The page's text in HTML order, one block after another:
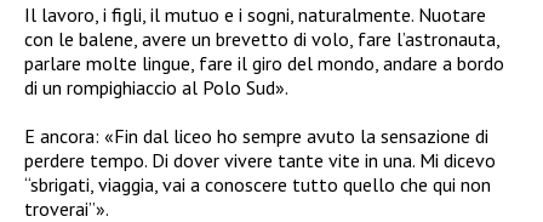
Il lavoro, i figli, il mutuo e i sogni, naturalmente. Nuotare
con le balene, avere un brevetto di volo, fare l’astronauta,
parlare molte lingue, fare il giro del mondo, andare a bordo
di un rompighiaccio al Polo Sud».
E ancora: «Fin dal liceo ho sempre avuto la sensazione di
perdere tempo. Di dover vivere tante vite in una. Mi dicevo
“sbrigati, viaggia, vai a conoscere tutto quello che qui non
troverai”».